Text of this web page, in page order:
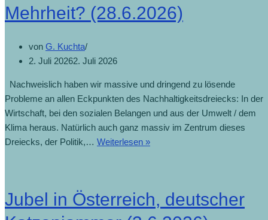
Mehrheit? (28.6.2026)
von G. Kuchta
2. Juli 20262. Juli 2026
Nachweislich haben wir massive und dringend zu lösende
Probleme an allen Eckpunkten des Nachhaltigkeitsdreiecks: In der
Wirtschaft, bei den sozialen Belangen und aus der Umwelt / dem
Klima heraus. Natürlich auch ganz massiv im Zentrum dieses
Dreiecks, der Politik,… Weiterlesen »
Jubel in Österreich, deutscher